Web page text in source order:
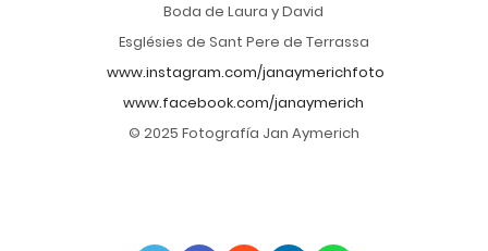
Boda de Laura y David
Esglésies de Sant Pere de Terrassa
www.instagram.com/janaymerichfoto
www.facebook.com/janaymerich
© 2025 Fotografía Jan Aymerich